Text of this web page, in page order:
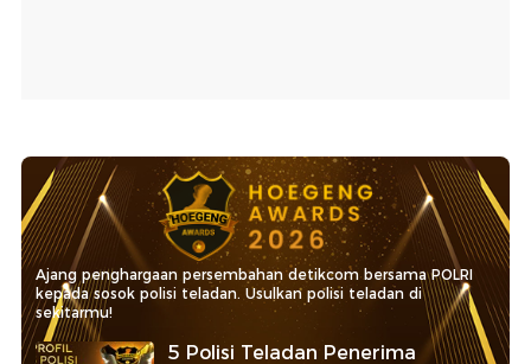
Ajang penghargaan persembahan detikcom bersama POLRI
kepada sosok polisi teladan. Usulkan polisi teladan di
sekitarmu!
5 Polisi Teladan Penerima